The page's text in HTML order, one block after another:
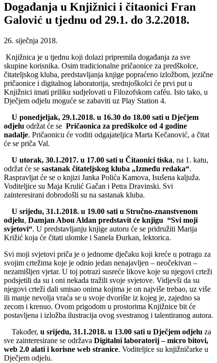
Događanja u Knjižnici i čitaonici Fran
Galović u tjednu od 29.1. do 3.2.2018.
26. siječnja 2018.
Knjižnica je u tjednu koji dolazi pripremila događanja za sve
skupine korisnika. Osim tradicionalne pričaonice za predškolce,
čitateljskog kluba, predstavljanja knjige popraćeno izložbom, jezične
pričaonice i digitalnog laboratorija, srednjoškolci će prvi put u
Knjižnici imati priliku sudjelovati u Filozofskom caféu. Isto tako, u
Dječjem odjelu moguće se zabaviti uz Play Station 4.
U ponedjeljak, 29.1.2018. u 16.30 do 18.00 sati u Dječjem
odjelu održat će se Pričaonica za predškolce od 4 godine
nadalje. Pričaonicu će voditi odgajateljica Marta Kečanović, a čitat
će se priča Val.
U utorak, 30.1.2017. u 17.00 sati u Čitaonici tiska, na 1. katu,
održat će se sastanak čitateljskog kluba „Između redaka“.
Raspravljat će se o knjizi Janka Polića Kamova, Isušena kaljuža.
Voditeljice su Maja Krulić Gačan i Petra Dravinski. Svi
zainteresirani dobrodošli su na sastanak kluba.
U srijedu, 31.1.2018. u 19.00 sati u Stručno-znanstvenom
odjelu, Damjan Abou Aldan predstavit će knjigu “Svi moji
svjetovi“. U predstavljanju knjige autoru će se pridružiti Marija
Križić koja će čitati ulomke i Sanela Đurkan, lektorica.
Svi moji svjetovi priča je o jednome dječaku koji kreće u potragu za
svojim crtežima koje je odnio jedan nenajavljen – neočekivan –
nezamišljen vjetar. U toj potrazi susreće likove koje su njegovi crteži
podsjetili da su i oni nekada tražili svoje svjetove. Vidjevši da su
njegovi crteži dali smisao onima kojima je on najviše trebao, uz više
ili manje nevolja vraća se u svoje dvorište iz kojeg je, zajedno sa
zecom i krenuo. Ovom prigodom u prostorima Knjižnice bit će
postavljena i izložba ilustracija ovog svestranog i talentiranog autora.
Također, u srijedu, 31.1.2018. u 13.00 sati u Dječjem odjelu za
sve zainteresirane se održava Digitalni laboratorij – micro bitovi,
web 2.0 alati i korisne web stranice. Voditeljice su knjižničarke u
Dječjem odjelu.